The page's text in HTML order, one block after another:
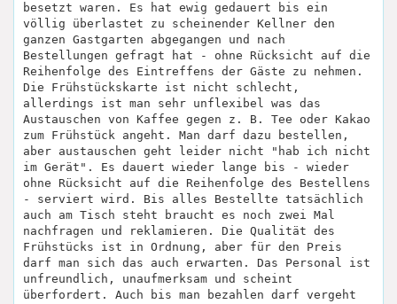
besetzt waren. Es hat ewig gedauert bis ein
völlig überlastet zu scheinender Kellner den
ganzen Gastgarten abgegangen und nach
Bestellungen gefragt hat - ohne Rücksicht auf die
Reihenfolge des Eintreffens der Gäste zu nehmen.
Die Frühstückskarte ist nicht schlecht,
allerdings ist man sehr unflexibel was das
Austauschen von Kaffee gegen z. B. Tee oder Kakao
zum Frühstück angeht. Man darf dazu bestellen,
aber austauschen geht leider nicht "hab ich nicht
im Gerät". Es dauert wieder lange bis - wieder
ohne Rücksicht auf die Reihenfolge des Bestellens
- serviert wird. Bis alles Bestellte tatsächlich
auch am Tisch steht braucht es noch zwei Mal
nachfragen und reklamieren. Die Qualität des
Frühstücks ist in Ordnung, aber für den Preis
darf man sich das auch erwarten. Das Personal ist
unfreundlich, unaufmerksam und scheint
überfordert. Auch bis man bezahlen darf vergeht